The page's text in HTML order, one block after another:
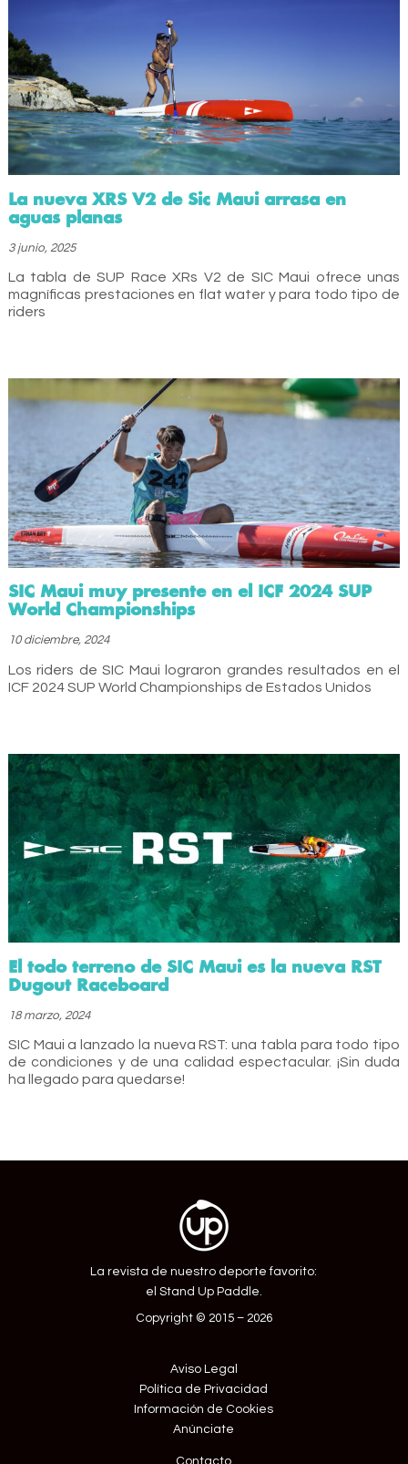
La nueva XRS V2 de Sic Maui arrasa en
aguas planas
3 junio, 2025
La tabla de SUP Race XRs V2 de SIC Maui ofrece unas
magníficas prestaciones en flat water y para todo tipo de
riders
SIC Maui muy presente en el ICF 2024 SUP
World Championships
10 diciembre, 2024
Los riders de SIC Maui lograron grandes resultados en el
ICF 2024 SUP World Championships de Estados Unidos
El todo terreno de SIC Maui es la nueva RST
Dugout Raceboard
18 marzo, 2024
SIC Maui a lanzado la nueva RST: una tabla para todo tipo
de condiciones y de una calidad espectacular. ¡Sin duda
ha llegado para quedarse!
La revista de nuestro deporte favorito:
el Stand Up Paddle.
Copyright © 2015 – 2026
Aviso Legal
Política de Privacidad
Información de Cookies
Anúnciate